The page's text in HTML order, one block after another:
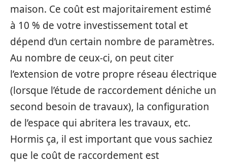
maison. Ce coût est majoritairement estimé
à 10 % de votre investissement total et
dépend d’un certain nombre de paramètres.
Au nombre de ceux-ci, on peut citer
l’extension de votre propre réseau électrique
(lorsque l’étude de raccordement déniche un
second besoin de travaux), la configuration
de l’espace qui abritera les travaux, etc.
Hormis ça, il est important que vous sachiez
que le coût de raccordement est